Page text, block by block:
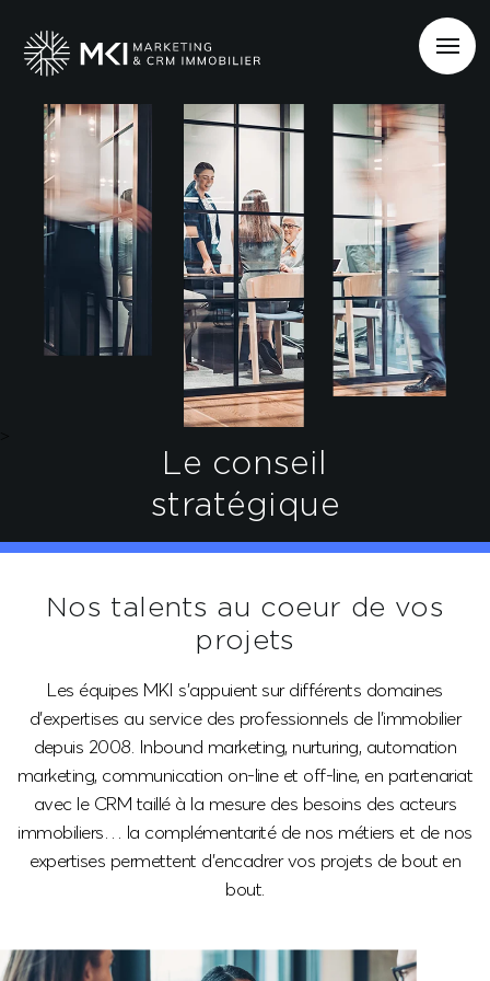
Le conseil
stratégique
Nos talents au coeur de vos
projets
Les équipes MKI s’appuient sur différents domaines
d’expertises au service des professionnels de l’immobilier
depuis 2008. Inbound marketing, nurturing, automation
marketing, communication on-line et off-line, en partenariat
avec le CRM taillé à la mesure des besoins des acteurs
immobiliers… la complémentarité de nos métiers et de nos
expertises permettent d’encadrer vos projets de bout en
bout.